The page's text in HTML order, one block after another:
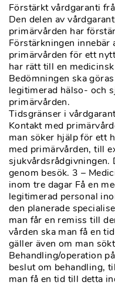
Förstärkt vårdgaranti
Den delen av
primärvården har
Förstärkningen
primärvården för ett
har rätt till en
Bedömningen ska
legitimerad hälso- och
primärvården.
Tidsgränser i
Kontakt med
man söker hjälp för ett
med primärvården, till
sjukvårdsrådgivningen.
genom besök. 3 –
inom tre dagar Få en
legitimerad personal
den planerade
man får en remiss till
vården ska man få en
gäller även om man
Behandling/operation
beslut om behandling,
man få en tid till detta